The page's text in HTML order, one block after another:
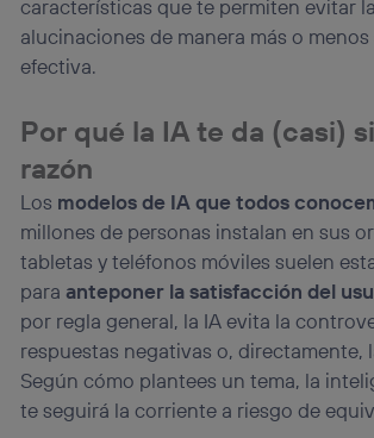
características que te permiten evitar
alucinaciones de manera más o menos
efectiva.
Por qué la IA te da (casi)
razón
Los modelos de IA que todos
millones de personas instalan en sus
tabletas y teléfonos móviles suelen
para anteponer la satisfacción del
por regla general, la IA evita la
respuestas negativas o, directamente,
Según cómo plantees un tema, la
te seguirá la corriente a riesgo de
(p. ej., número de teléfono móvil).
Este identificador se asigna a la conexión
lo que cualquier persona que conecte su
identificador. Típicamente:
Si utilizas una
el marketing o análisis se realizará en
actividades de navegación de los
que hayan dado su consentimiento.
Si utilizasdatos móviles, el marketing
personalizado, ya que se basará
navegación del usuario del móvil.
Puedes gestionar los consentimientos Utiq
“Administrar Utiq” en la parte inferior de
visitando el portal de privacidad de Utiq
(“consenthub”). Para más información,
la política de privacidad de Utiq.